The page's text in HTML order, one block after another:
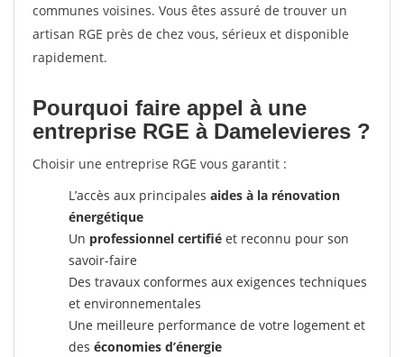
communes voisines. Vous êtes assuré de trouver un
artisan RGE près de chez vous, sérieux et disponible
rapidement.
Pourquoi faire appel à une
entreprise RGE à Damelevieres ?
Choisir une entreprise RGE vous garantit :
L’accès aux principales aides à la rénovation
énergétique
Un professionnel certifié et reconnu pour son
savoir-faire
Des travaux conformes aux exigences techniques
et environnementales
Une meilleure performance de votre logement et
des économies d’énergie